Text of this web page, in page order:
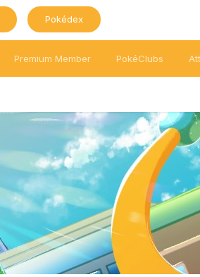
Pokédex
Premium Member PokéClubs